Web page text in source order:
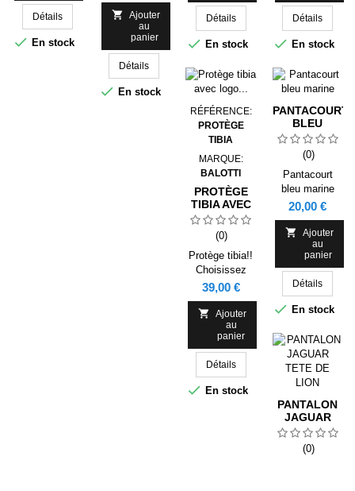
facile.
Séchage
rapide. 90 %
polyester et 10
Détails
 En stock

Ajouter
au
panier
Détails
 En stock
Détails
 En stock
Détails
 En stock
RÉFÉRENCE:
PROTÈGE
TIBIA
MARQUE:
BALOTTI
PROTÈGE
TIBIA AVEC
LOGO CLUB
,
DIFFÉRENTE
COULEUR
(0)
Protège tibia!!
Choisissez
d'inscrire votre
numéro ou bien
votre nom et le
logo de votre
club!
Prix
39,00 €

Ajouter
au
panier
Détails
 En stock
PANTACOURT
BLEU
MARINE
(0)
Pantacourt
bleu marine
Prix
20,00 €

Ajouter
au
panier
Détails
 En stock
PANTALON
JAGUAR
TETE DE
LION
(0)